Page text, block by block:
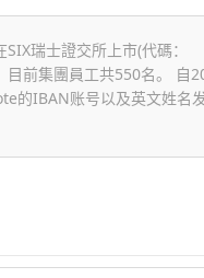
瑞士證交所上市(代碼：
目前集團員工共550名。 自
的IBAN账号以及英文姓名